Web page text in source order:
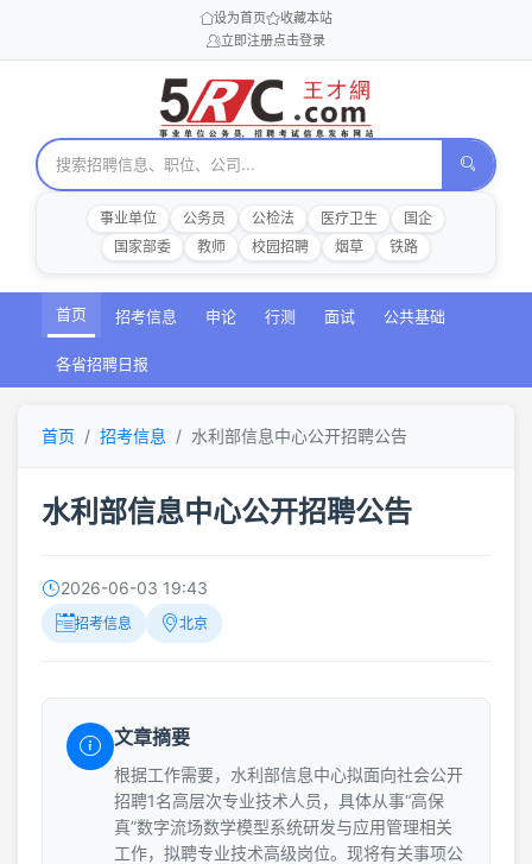
设为首页
收藏本站
立即注册点击登录
事业单位 公务员 公检法 医疗卫生
国企
国家部委
教师 校园招聘 烟草 铁路
首页 招考信息 申论 行测 面试 公共基础
各省招聘日报
首页 招考信息 水利部信息中心公开招聘公告
水利部信息中心公开招聘公告
2026-06-03 19:43
招考信息 北京
文章摘要
根据工作需要，水利部信息中心拟面向社会公开
招聘1名高层次专业技术人员，具体从事“高保
真”数字流场数学模型系统研发与应用管理相关
工作，拟聘专业技术高级岗位。现将有关事项公